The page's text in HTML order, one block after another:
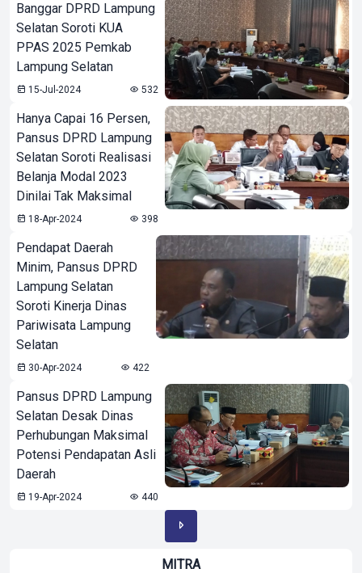
Banggar DPRD Lampung
Selatan Soroti KUA
PPAS 2025 Pemkab
Lampung Selatan
15-Jul-2024 532
Hanya Capai 16 Persen,
Pansus DPRD Lampung
Selatan Soroti Realisasi
Belanja Modal 2023
Dinilai Tak Maksimal
18-Apr-2024 398
Pendapat Daerah
Minim, Pansus DPRD
Lampung Selatan
Soroti Kinerja Dinas
Pariwisata Lampung
Selatan
30-Apr-2024 422
Pansus DPRD Lampung
Selatan Desak Dinas
Perhubungan Maksimal
Potensi Pendapatan Asli
Daerah
19-Apr-2024 440
MITRA